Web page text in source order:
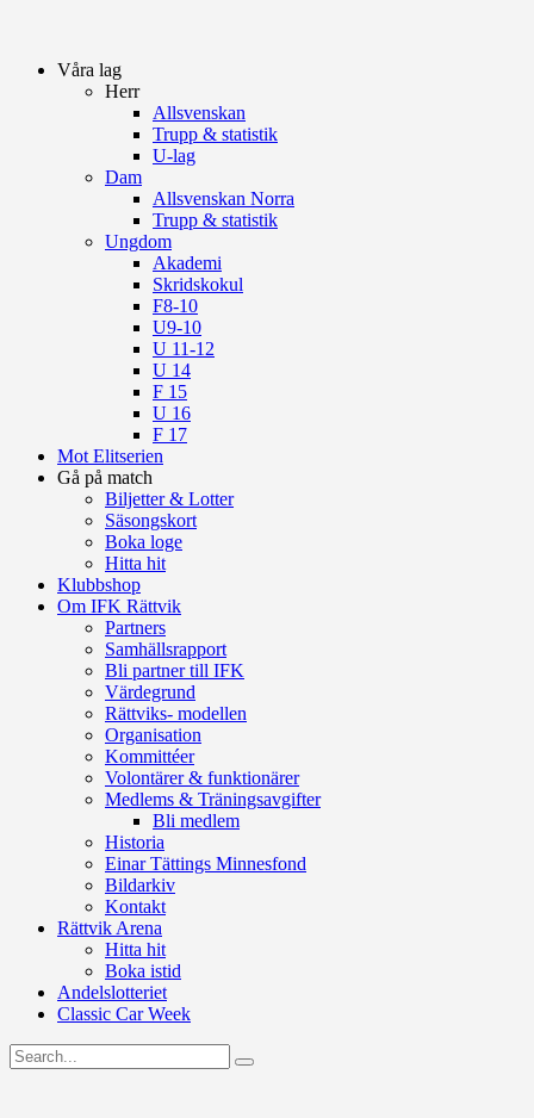
Våra lag
Herr
Allsvenskan
Trupp & statistik
U-lag
Dam
Allsvenskan Norra
Trupp & statistik
Ungdom
Akademi
Skridskokul
F8-10
U9-10
U 11-12
U 14
F 15
U 16
F 17
Mot Elitserien
Gå på match
Biljetter & Lotter
Säsongskort
Boka loge
Hitta hit
Klubbshop
Om IFK Rättvik
Partners
Samhällsrapport
Bli partner till IFK
Värdegrund
Rättviks- modellen
Organisation
Kommittéer
Volontärer & funktionärer
Medlems & Träningsavgifter
Bli medlem
Historia
Einar Tättings Minnesfond
Bildarkiv
Kontakt
Rättvik Arena
Hitta hit
Boka istid
Andelslotteriet
Classic Car Week